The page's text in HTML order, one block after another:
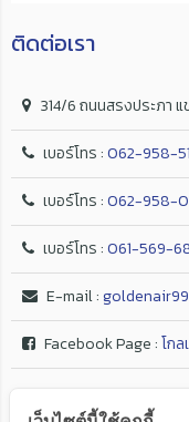
ติดต่อเรา
314/6 ถนนสรงประภา
เบอร์โทร :062-958-
เบอร์โทร :062-958-
เบอร์โทร :061-569-
E-mail :
Facebook Page :โก